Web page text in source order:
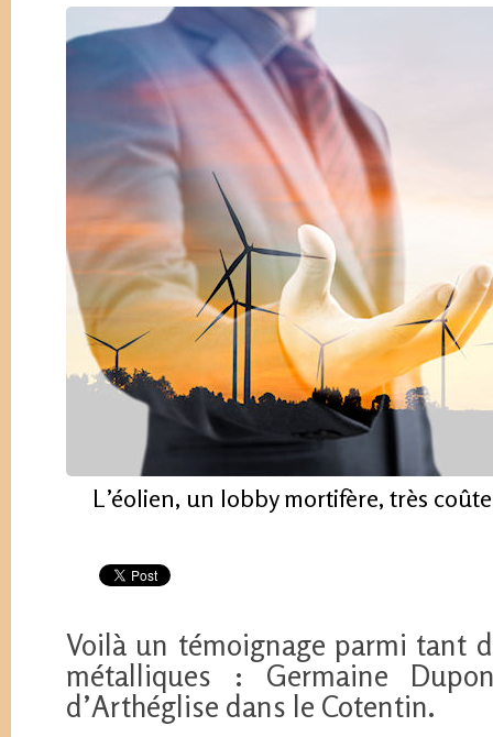
L’éolien, un lobby mortifère, très
Voilà un témoignage parmi tant
métalliques : Germaine
d’Arthéglise dans le Cotentin.